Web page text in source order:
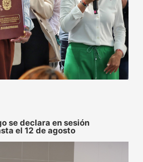
se declara en sesión
el 12 de agosto